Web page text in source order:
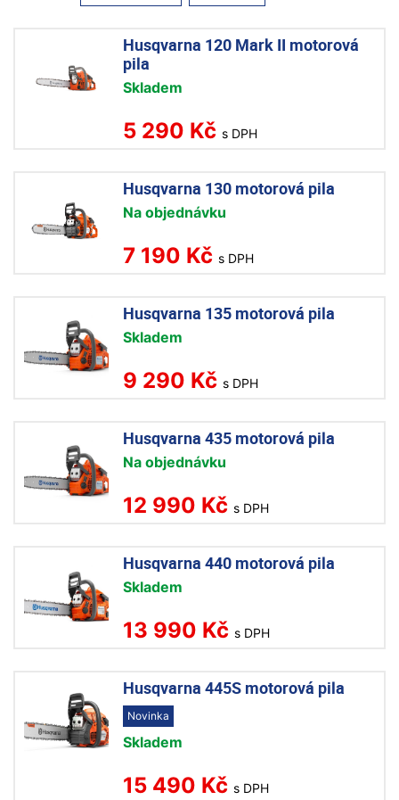
Husqvarna 120 Mark II motorová
pila
Skladem
5 290 Kč s DPH
Husqvarna 130 motorová pila
Na objednávku
7 190 Kč s DPH
Husqvarna 135 motorová pila
Skladem
9 290 Kč s DPH
Husqvarna 435 motorová pila
Na objednávku
12 990 Kč s DPH
Husqvarna 440 motorová pila
Skladem
13 990 Kč s DPH
Husqvarna 445S motorová pila
Novinka
Skladem
15 490 Kč s DPH